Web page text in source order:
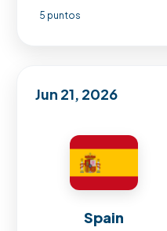
5 puntos
Jun 21, 2026
Spain